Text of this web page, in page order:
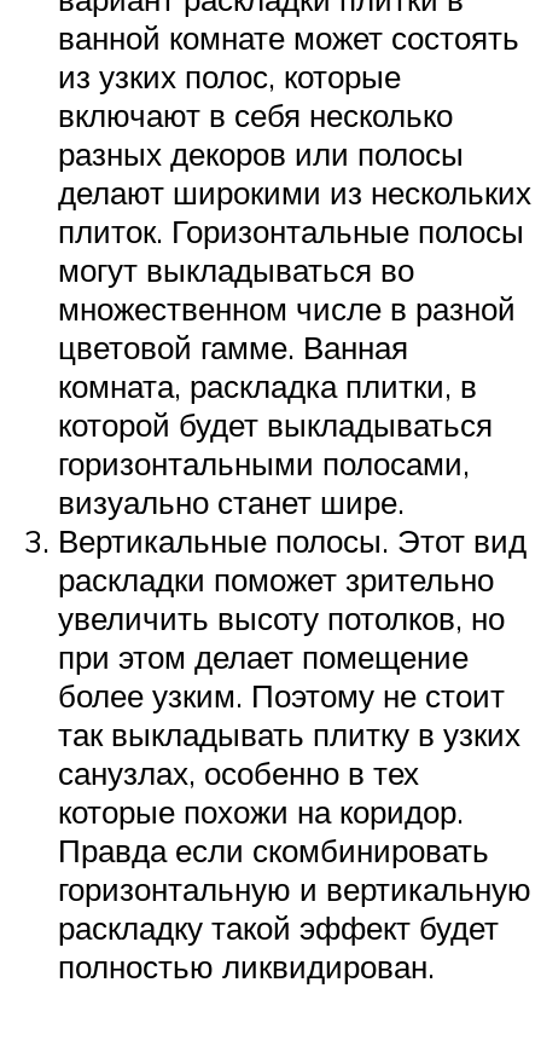
ванной комнате может состоять
из узких полос, которые
включают в себя несколько
разных декоров или полосы
делают широкими из нескольких
плиток. Горизонтальные полосы
могут выкладываться во
множественном числе в разной
цветовой гамме. Ванная
комната, раскладка плитки, в
которой будет выкладываться
горизонтальными полосами,
визуально станет шире.
Вертикальные полосы. Этот вид
раскладки поможет зрительно
увеличить высоту потолков, но
при этом делает помещение
более узким. Поэтому не стоит
так выкладывать плитку в узких
санузлах, особенно в тех
которые похожи на коридор.
Правда если скомбинировать
горизонтальную и вертикальную
раскладку такой эффект будет
полностью ликвидирован.